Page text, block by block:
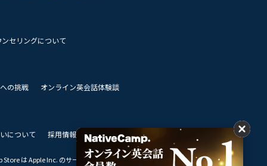
セリングについて
の挑戦 オンライン英会話体験談
について 採用情報 私達のビジョン
は Apple Inc. のサービスマークです。